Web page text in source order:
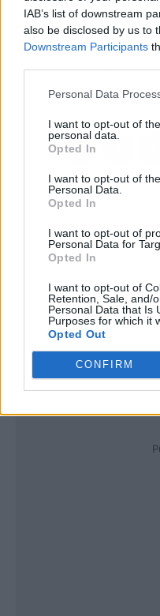
IAB’s list of downstream
also be disclosed by us to
Downstream Participants
Personal Data
I want to opt-out of
personal data.
Opted In
I want to opt-out of
Personal Data.
Opted In
I want to opt-out of
Personal Data for
Opted In
I want to opt-out of
Retention, Sale, and/
Personal Data that Is
Purposes for which it
Opted Out
CONFIRM
El Dr. Antonio Benjumea
es la nueva
Clínicas H3 como
traumatólogo en